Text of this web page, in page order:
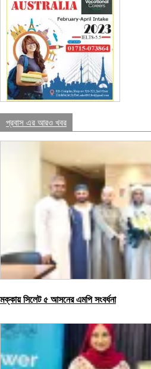
প্রবাস এর আরও খবর
মক্কায় সিলেট ৫ আসনের এমপি সংবর্ধনা